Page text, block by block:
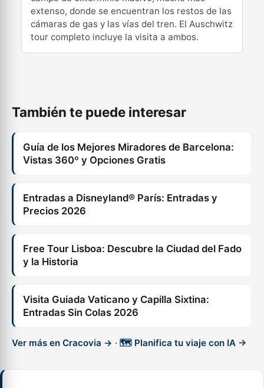
extenso, donde se encuentran los restos de las
cámaras de gas y las vías del tren. El Auschwitz
tour completo incluye la visita a ambos.
También te puede interesar
Guía de los Mejores Miradores de Barcelona:
Vistas 360º y Opciones Gratis
Entradas a Disneyland® París: Entradas y
Precios 2026
Free Tour Lisboa: Descubre la Ciudad del Fado
y la Historia
Visita Guiada Vaticano y Capilla Sixtina:
Entradas Sin Colas 2026
Ver más en Cracovia → · 🗺️ Planifica tu viaje con IA →